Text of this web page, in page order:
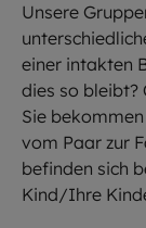
Unsere
einer intakten
dies so bleibt?
Sie
vom Paar zur
befinden sich
Kind/Ihre